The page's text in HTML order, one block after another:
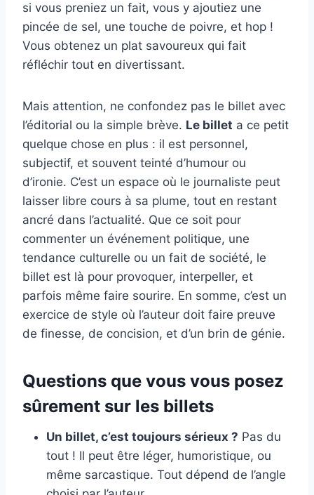
si vous preniez un fait, vous y ajoutiez une
pincée de sel, une touche de poivre, et hop !
Vous obtenez un plat savoureux qui fait
réfléchir tout en divertissant.
Mais attention, ne confondez pas le billet avec
l’éditorial ou la simple brève. Le billet a ce petit
quelque chose en plus : il est personnel,
subjectif, et souvent teinté d’humour ou
d’ironie. C’est un espace où le journaliste peut
laisser libre cours à sa plume, tout en restant
ancré dans l’actualité. Que ce soit pour
commenter un événement politique, une
tendance culturelle ou un fait de société, le
billet est là pour provoquer, interpeller, et
parfois même faire sourire. En somme, c’est un
exercice de style où l’auteur doit faire preuve
de finesse, de concision, et d’un brin de génie.
Questions que vous vous posez
sûrement sur les billets
Un billet, c’est toujours sérieux ? Pas du
tout ! Il peut être léger, humoristique, ou
même sarcastique. Tout dépend de l’angle